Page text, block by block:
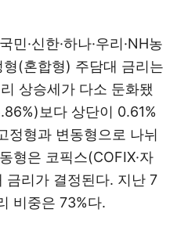
·신한·하나·우리·NH농
(혼합형) 주담대 금리는
상승세가 다소 둔화됐
보다 상단이 0.61%
정형과 변동형으로 나뉘
형은 코픽스(COFIX·자
금리가 결정된다. 지난 7
비중은 73%다.